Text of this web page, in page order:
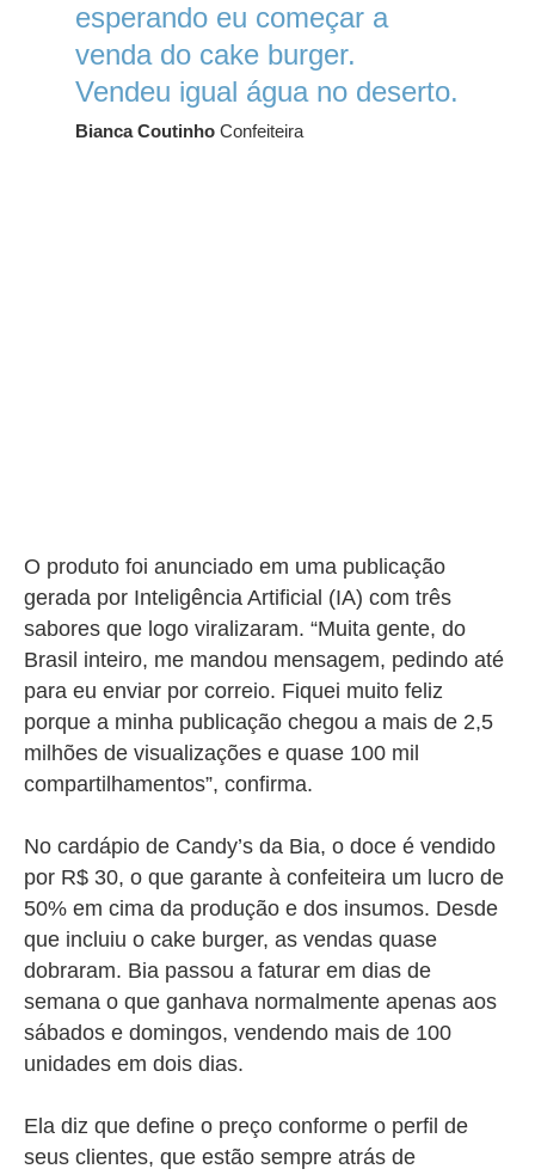
esperando eu começar a
venda do cake burger.
Vendeu igual água no deserto.
Bianca Coutinho Confeiteira
O produto foi anunciado em uma publicação
gerada por Inteligência Artificial (IA) com três
sabores que logo viralizaram. “Muita gente, do
Brasil inteiro, me mandou mensagem, pedindo até
para eu enviar por correio. Fiquei muito feliz
porque a minha publicação chegou a mais de 2,5
milhões de visualizações e quase 100 mil
compartilhamentos”, confirma.
No cardápio de Candy’s da Bia, o doce é vendido
por R$ 30, o que garante à confeiteira um lucro de
50% em cima da produção e dos insumos. Desde
que incluiu o cake burger, as vendas quase
dobraram. Bia passou a faturar em dias de
semana o que ganhava normalmente apenas aos
sábados e domingos, vendendo mais de 100
unidades em dois dias.
Ela diz que define o preço conforme o perfil de
seus clientes, que estão sempre atrás de